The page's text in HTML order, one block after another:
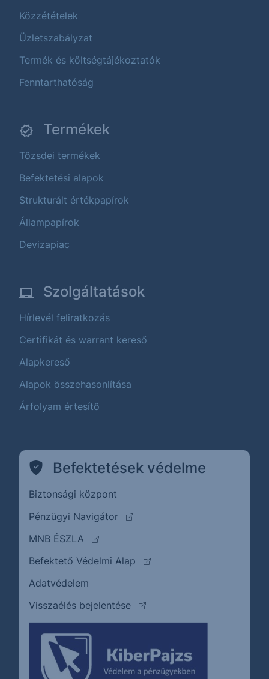
Közzétételek
Üzletszabályzat
Termék és költségtájékoztatók
Fenntarthatóság
Termékek
Tőzsdei termékek
Befektetési alapok
Strukturált értékpapírok
Állampapírok
Devizapiac
Szolgáltatások
Hírlevél feliratkozás
Certifikát és warrant kereső
Alapkereső
Alapok összehasonlítása
Árfolyam értesítő
Befektetések védelme
Biztonsági központ
Pénzügyi Navigátor
(külső oldalra ugrik)
MNB ÉSZLA
(külső oldalra ugrik)
Befektető Védelmi Alap
(külső oldalra ugrik)
Adatvédelem
Visszaélés bejelentése
(külső oldalra ugrik)